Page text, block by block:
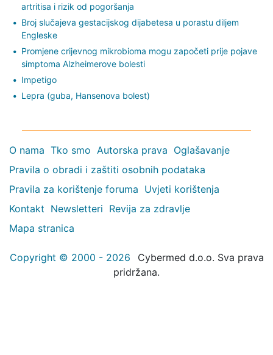
artritisa i rizik od pogoršanja
Broj slučajeva gestacijskog dijabetesa u porastu diljem
Engleske
Promjene crijevnog mikrobioma mogu započeti prije pojave
simptoma Alzheimerove bolesti
Impetigo
Lepra (guba, Hansenova bolest)
O nama Tko smo Autorska prava Oglašavanje
Pravila o obradi i zaštiti osobnih podataka
Pravila za korištenje foruma Uvjeti korištenja
Kontakt Newsletteri Revija za zdravlje
Mapa stranica
Copyright © 2000 - 2026
Cybermed d.o.o. Sva prava
pridržana.